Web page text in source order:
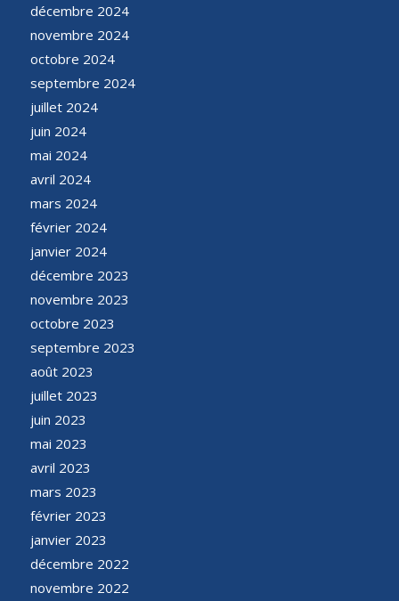
décembre 2024
novembre 2024
octobre 2024
septembre 2024
juillet 2024
juin 2024
mai 2024
avril 2024
mars 2024
février 2024
janvier 2024
décembre 2023
novembre 2023
octobre 2023
septembre 2023
août 2023
juillet 2023
juin 2023
mai 2023
avril 2023
mars 2023
février 2023
janvier 2023
décembre 2022
novembre 2022